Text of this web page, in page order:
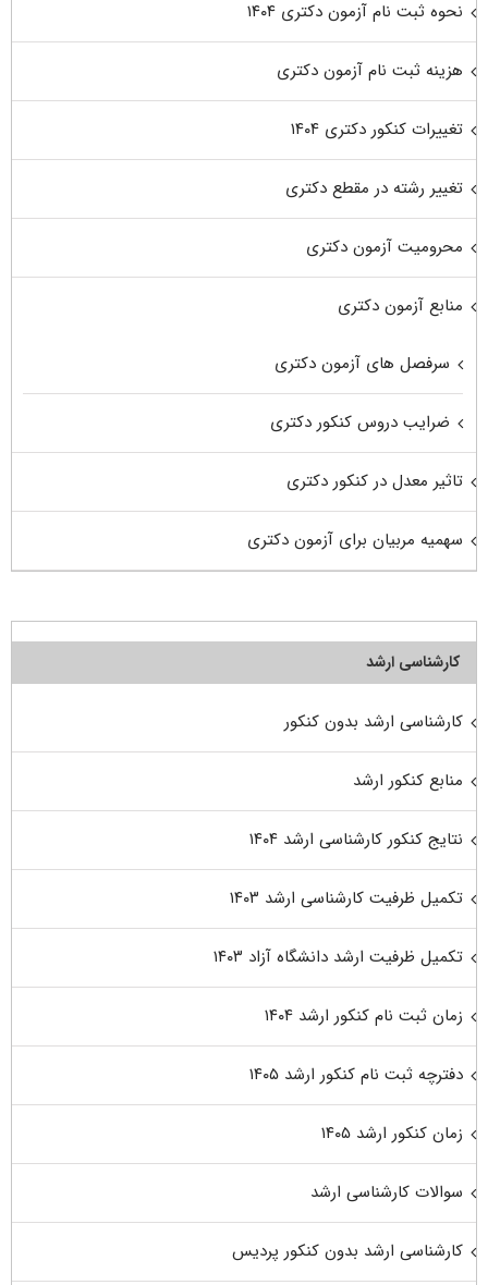
نحوه ثبت نام آزمون دکتری ۱۴۰۴
هزینه ثبت نام آزمون دکتری
تغییرات کنکور دکتری ۱۴۰۴
تغییر رشته در مقطع دکتری
محرومیت آزمون دکتری
منابع آزمون دکتری
سرفصل های آزمون دکتری
ضرایب دروس کنکور دکتری
تاثیر معدل در کنکور دکتری
سهمیه مربیان برای آزمون دکتری
کارشناسی ارشد
کارشناسی ارشد بدون کنکور
منابع کنکور ارشد
نتایج کنکور کارشناسی ارشد ۱۴۰۴
تکمیل ظرفیت کارشناسی ارشد ۱۴۰۳
تکمیل ظرفیت ارشد دانشگاه آزاد ۱۴۰۳
زمان ثبت نام کنکور ارشد ۱۴۰۴
دفترچه ثبت نام کنکور ارشد ۱۴۰۵
زمان کنکور ارشد ۱۴۰۵
سوالات کارشناسی ارشد
کارشناسی ارشد بدون کنکور پردیس